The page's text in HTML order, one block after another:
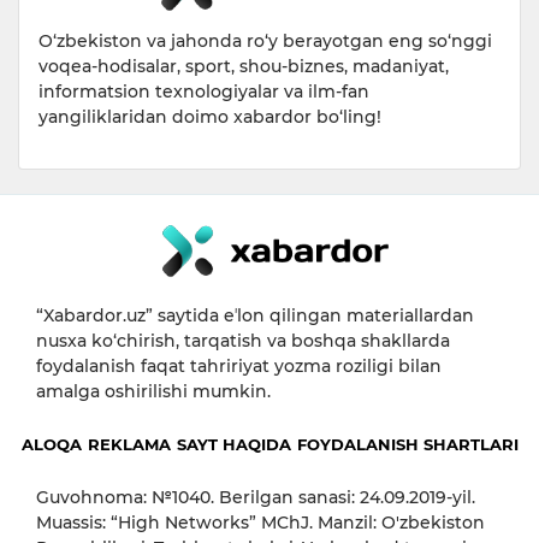
O‘zbekiston va jahonda ro‘y berayotgan eng so‘nggi
voqea-hodisalar, sport, shou-biznes, madaniyat,
informatsion texnologiyalar va ilm-fan
yangiliklaridan doimo xabardor bo‘ling!
“Xabardor.uz” saytida eʼlon qilingan materiallardan
nusxa ko‘chirish, tarqatish va boshqa shakllarda
foydalanish faqat tahririyat yozma roziligi bilan
amalga oshirilishi mumkin.
ALOQA REKLAMA SAYT HAQIDA FOYDALANISH SHARTLARI
Guvohnoma: №1040. Berilgan sanasi: 24.09.2019-yil.
Muassis: “High Networks” MChJ. Manzil: O'zbekiston